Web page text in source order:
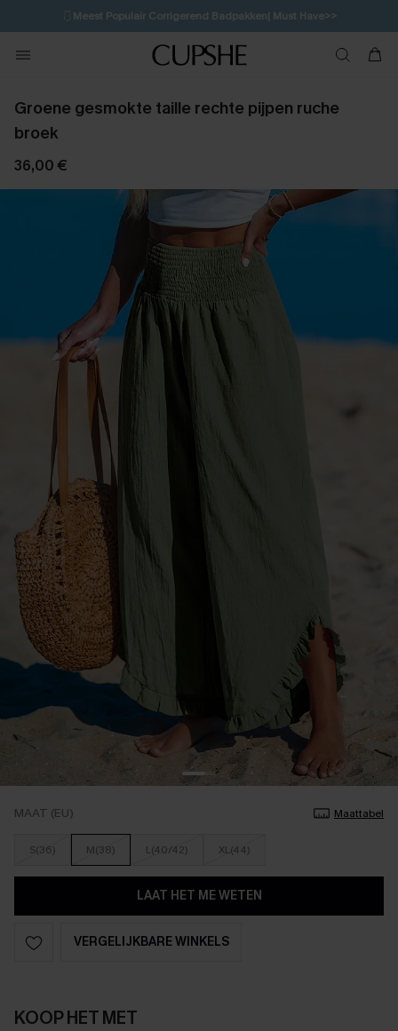
🩱Meest Populair Corrigerend Badpakken| Must Have>>
💌Abonneer je & ontvang tot 15% korting>>
Koop 3, krijg 15% korting | CODE: SW15 15H:31M:14S
Groene gesmokte taille rechte pijpen ruche
broek
36,00 €
MAAT (EU) Maattabel
S(36) M(38) L(40/42) XL(44)
LAAT HET ME WETEN
VERGELIJKBARE WINKELS
KOOP HET MET